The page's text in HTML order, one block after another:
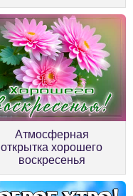
Атмосферная
открытка хорошего
воскресенья